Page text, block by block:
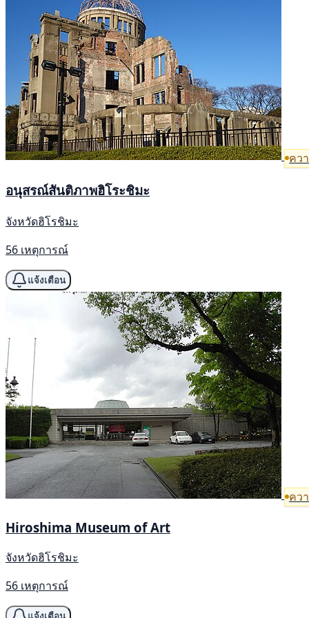
คว
อนุสรณ์สันติภาพฮิโระชิมะ
จังหวัดฮิโรชิมะ
56 เหตุการณ์
แจ้งเตือน
คว
Hiroshima Museum of Art
จังหวัดฮิโรชิมะ
56 เหตุการณ์